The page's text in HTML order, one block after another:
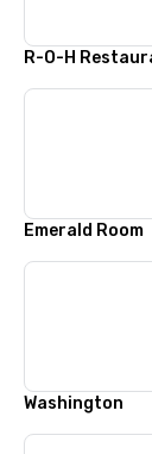
R-O-H
Emerald Room
Washington